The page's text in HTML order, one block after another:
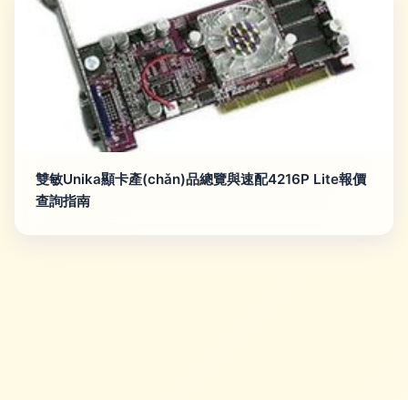
雙敏Unika顯卡產(chǎn)品總覽與速配4216P Lite報價
查詢指南